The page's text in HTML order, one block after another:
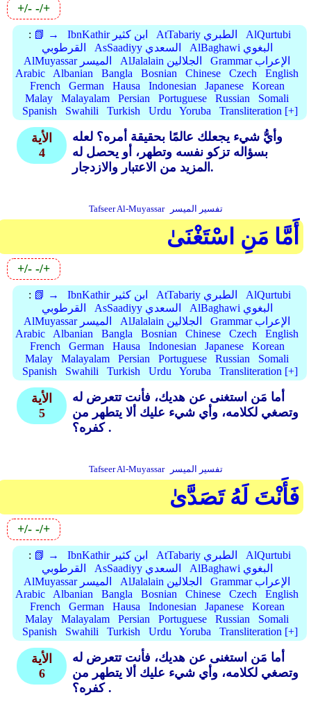
+/- -/+
: 📗 → IbnKathir ابن كثير AtTabariy الطبري
AlQurtubi
القرطوبي
AsSaadiyy السعدي
AlBaghawi البغوي
AlMuyassar الميسر
AlJalalain الجلالين
Grammar الإعراب
Arabic
Albanian Bangla Bosnian Chinese Czech
English
French
German Hausa Indonesian Japanese
Korean
Malay
Malayalam Persian Portuguese Russian
Somali
Spanish
Swahili Turkish Urdu Yoruba Transliteration [+]
الأية
4
وأيُّ شيء يجعلك عالمًا بحقيقة أمره؟ لعله
بسؤاله تزكو نفسه وتطهر، أو يحصل له
المزيد من الاعتبار والازدجار.
Tafseer Al-Muyassar تفسير الميسر
أَمَّا مَنِ اسْتَغْنَىٰ
+/- -/+
: 📗 → IbnKathir ابن كثير AtTabariy الطبري
AlQurtubi
القرطوبي
AsSaadiyy السعدي
AlBaghawi البغوي
AlMuyassar الميسر
AlJalalain الجلالين
Grammar الإعراب
Arabic
Albanian Bangla Bosnian Chinese Czech
English
French
German Hausa Indonesian Japanese
Korean
Malay
Malayalam Persian Portuguese Russian
Somali
Spanish
Swahili Turkish Urdu Yoruba Transliteration [+]
الأية
5
أما مَن استغنى عن هديك، فأنت تتعرض له
وتصغي لكلامه، وأي شيء عليك ألا يتطهر من
كفره؟ .
Tafseer Al-Muyassar تفسير الميسر
فَأَنْتَ لَهُ تَصَدَّىٰ
+/- -/+
: 📗 → IbnKathir ابن كثير AtTabariy الطبري
AlQurtubi
القرطوبي
AsSaadiyy السعدي
AlBaghawi البغوي
AlMuyassar الميسر
AlJalalain الجلالين
Grammar الإعراب
Arabic
Albanian Bangla Bosnian Chinese Czech
English
French
German Hausa Indonesian Japanese
Korean
Malay
Malayalam Persian Portuguese Russian
Somali
Spanish
Swahili Turkish Urdu Yoruba Transliteration [+]
الأية
6
أما مَن استغنى عن هديك، فأنت تتعرض له
وتصغي لكلامه، وأي شيء عليك ألا يتطهر من
كفره؟ .